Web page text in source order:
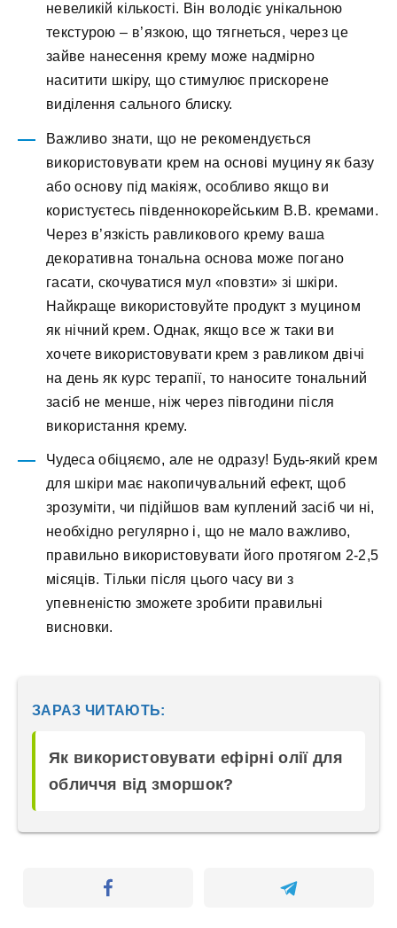
невеликій кількості. Він володіє унікальною
текстурою – в’язкою, що тягнеться, через це
зайве нанесення крему може надмірно
наситити шкіру, що стимулює прискорене
виділення сального блиску.
Важливо знати, що не рекомендується
використовувати крем на основі муцину як базу
або основу під макіяж, особливо якщо ви
користуєтесь південнокорейським В.В. кремами.
Через в’язкість равликового крему ваша
декоративна тональна основа може погано
гасати, скочуватися мул «повзти» зі шкіри.
Найкраще використовуйте продукт з муцином
як нічний крем. Однак, якщо все ж таки ви
хочете використовувати крем з равликом двічі
на день як курс терапії, то наносите тональний
засіб не менше, ніж через півгодини після
використання крему.
Чудеса обіцяємо, але не одразу! Будь-який крем
для шкіри має накопичувальний ефект, щоб
зрозуміти, чи підійшов вам куплений засіб чи ні,
необхідно регулярно і, що не мало важливо,
правильно використовувати його протягом 2-2,5
місяців. Тільки після цього часу ви з
упевненістю зможете зробити правильні
висновки.
ЗАРАЗ ЧИТАЮТЬ:
Як використовувати ефірні олії для
обличчя від зморшок?